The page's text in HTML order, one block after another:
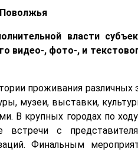
власти
видео-, фото-, и
проживания различных
музеи, выставки,
В крупных городах по
встречи с
Финальным